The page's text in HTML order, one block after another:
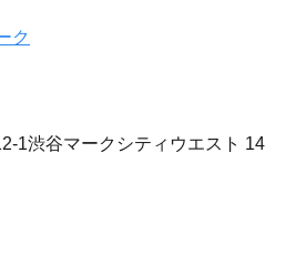
ク
1渋谷マークシティウエスト 14